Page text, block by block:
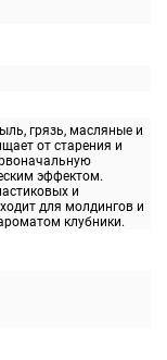
грязь, масляные и
от старения и
эффектом.
и
для молдингов и
клубники.